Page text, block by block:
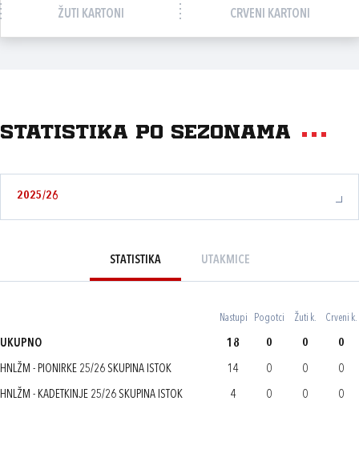
ŽUTI KARTONI CRVENI KARTONI
Statistika po sezonama
2025/26
STATISTIKA UTAKMICE
Nastupi Pogotci Žuti k. Crveni k.
UKUPNO 18 0 0 0
HNLŽM - PIONIRKE 25/26 SKUPINA ISTOK 14 0 0 0
HNLŽM - KADETKINJE 25/26 SKUPINA ISTOK 4 0 0 0